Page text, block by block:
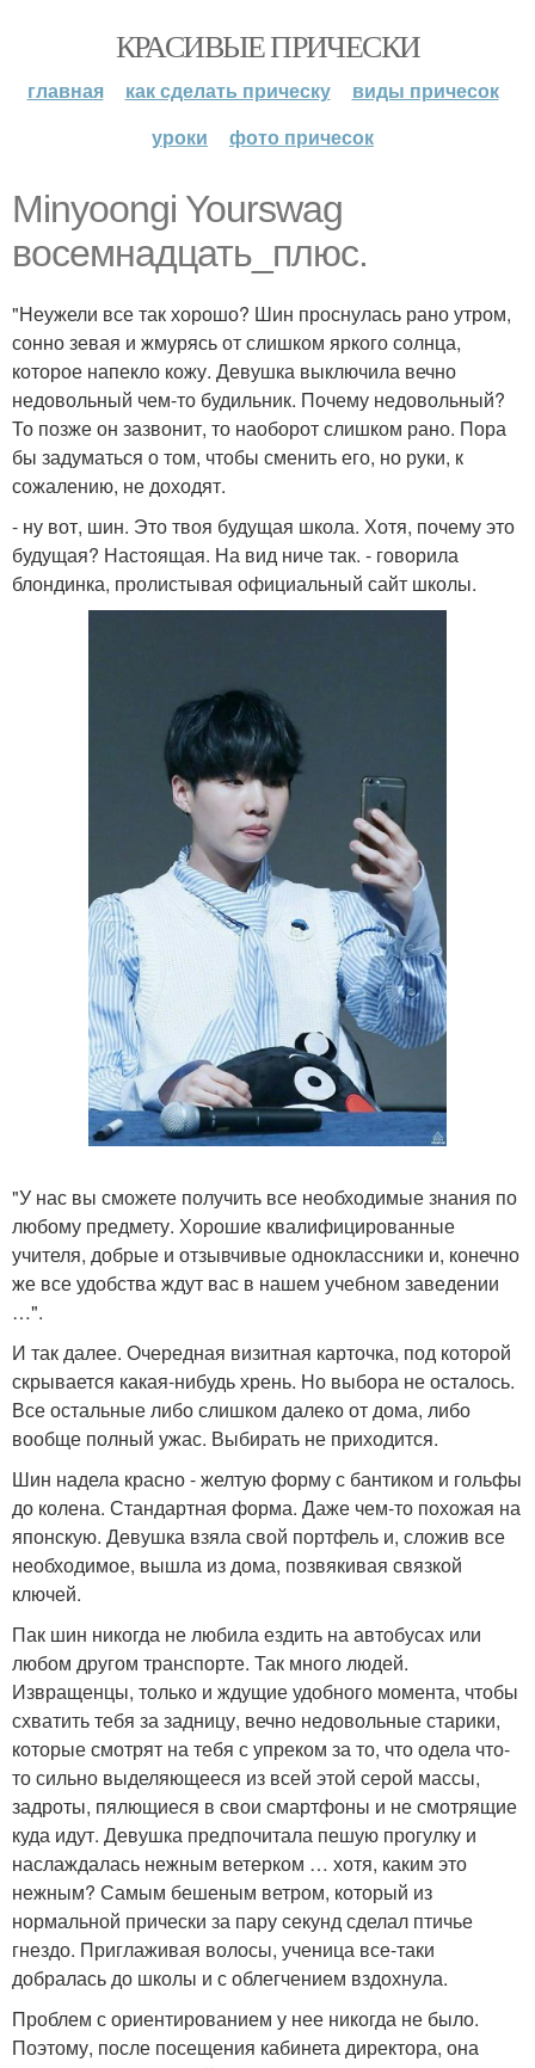
КРАСИВЫЕ ПРИЧЕСКИ
главная как сделать прическу
виды причесок
уроки
фото причесок
Minyoongi Yourswag
восемнадцать_плюс.
"Неужели все так хорошо? Шин проснулась рано утром,
сонно зевая и жмурясь от слишком яркого солнца,
которое напекло кожу. Девушка выключила вечно
недовольный чем-то будильник. Почему недовольный?
То позже он зазвонит, то наоборот слишком рано. Пора
бы задуматься о том, чтобы сменить его, но руки, к
сожалению, не доходят.
- ну вот, шин. Это твоя будущая школа. Хотя, почему это
будущая? Настоящая. На вид ниче так. - говорила
блондинка, пролистывая официальный сайт школы.
"У нас вы сможете получить все необходимые знания по
любому предмету. Хорошие квалифицированные
учителя, добрые и отзывчивые одноклассники и, конечно
же все удобства ждут вас в нашем учебном заведении
…".
И так далее. Очередная визитная карточка, под которой
скрывается какая-нибудь хрень. Но выбора не осталось.
Все остальные либо слишком далеко от дома, либо
вообще полный ужас. Выбирать не приходится.
Шин надела красно - желтую форму с бантиком и гольфы
до колена. Стандартная форма. Даже чем-то похожая на
японскую. Девушка взяла свой портфель и, сложив все
необходимое, вышла из дома, позвякивая связкой
ключей.
Пак шин никогда не любила ездить на автобусах или
любом другом транспорте. Так много людей.
Извращенцы, только и ждущие удобного момента, чтобы
схватить тебя за задницу, вечно недовольные старики,
которые смотрят на тебя с упреком за то, что одела что-
то сильно выделяющееся из всей этой серой массы,
задроты, пялющиеся в свои смартфоны и не смотрящие
куда идут. Девушка предпочитала пешую прогулку и
наслаждалась нежным ветерком … хотя, каким это
нежным? Самым бешеным ветром, который из
нормальной прически за пару секунд сделал птичье
гнездо. Приглаживая волосы, ученица все-таки
добралась до школы и с облегчением вздохнула.
Проблем с ориентированием у нее никогда не было.
Поэтому, после посещения кабинета директора, она